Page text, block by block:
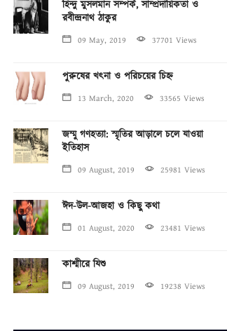
হিন্দু মুসলমান সম্পর্ক, সাম্প্রদায়িকতা ও
রবীন্দ্রনাথ ঠাকুর
09 May, 2019 37701 Views
পুরুষের খৎনা ও পরিচয়ের চিহ্ন
13 March, 2020 33565 Views
জম্মু গণহত্যা: স্মৃতির আড়ালে চলে যাওয়া
ইতিহাস
09 August, 2019 25981 Views
ঈদ-উল-আজহা ও কিছু কথা
01 August, 2020 23481 Views
কাশ্মীরে যিশু
09 August, 2019 19238 Views